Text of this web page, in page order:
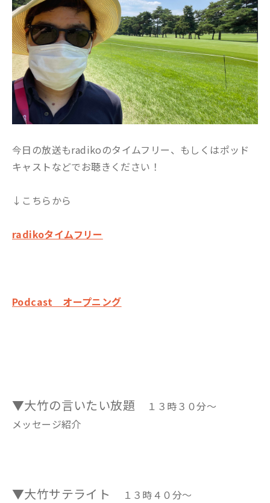
今日の放送もradikoのタイムフリー、もしくはポッド
キャストなどでお聴きください！
↓こちらから
radikoタイムフリー
Podcast オープニング
▼大竹の言いたい放題
１３時３０分～
メッセージ紹介
▼大竹サテライト
１３時４０分～